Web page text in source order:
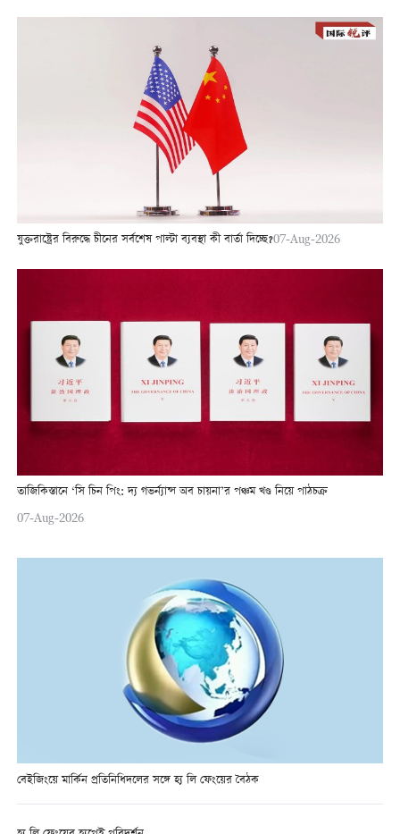
যুক্তরাষ্ট্রের বিরুদ্ধে চীনের সর্বশেষ পাল্টা ব্যবস্থা কী বার্তা দিচ্ছে?07-Aug-2026
তাজিকিস্তানে ‘সি চিন পিং: দ্য গভর্ন্যান্স অব চায়না’র পঞ্চম খণ্ড নিয়ে পাঠচক্র
07-Aug-2026
বেইজিংয়ে মার্কিন প্রতিনিধিদলের সঙ্গে হ্য লি ফেংয়ের বৈঠক